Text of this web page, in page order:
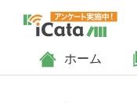
ホーム